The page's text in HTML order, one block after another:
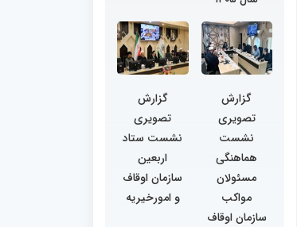
گزارش
تصویری
نشست
هماهنگی
مسئولان
مواکب
سازمان اوقاف
گزارش
تصویری
نشست ستاد
اربعین
سازمان اوقاف
و امورخیریه